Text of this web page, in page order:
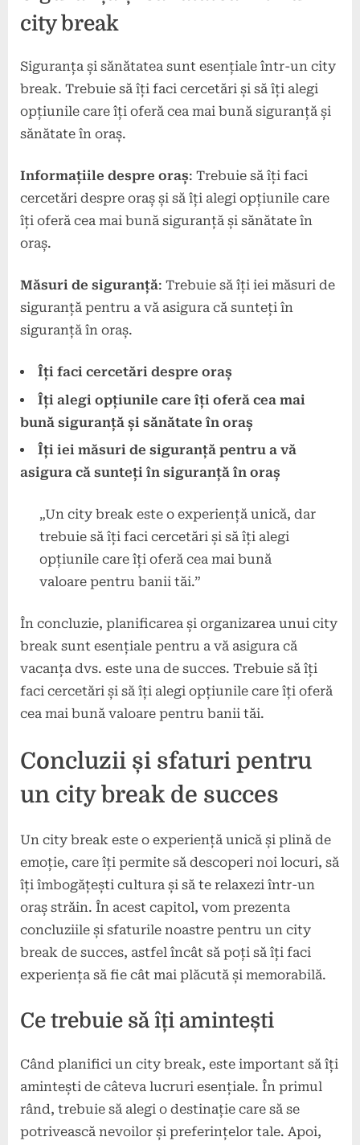
city break
Siguranța și sănătatea sunt esențiale într-un city
break. Trebuie să îți faci cercetări și să îți alegi
opțiunile care îți oferă cea mai bună siguranță și
sănătate în oraș.
Informațiile despre oraș: Trebuie să îți faci
cercetări despre oraș și să îți alegi opțiunile care
îți oferă cea mai bună siguranță și sănătate în
oraș.
Măsuri de siguranță: Trebuie să îți iei măsuri de
siguranță pentru a vă asigura că sunteți în
siguranță în oraș.
Îți faci cercetări despre oraș
Îți alegi opțiunile care îți oferă cea mai
bună siguranță și sănătate în oraș
Îți iei măsuri de siguranță pentru a vă
asigura că sunteți în siguranță în oraș
„Un city break este o experiență unică, dar
trebuie să îți faci cercetări și să îți alegi
opțiunile care îți oferă cea mai bună
valoare pentru banii tăi.”
În concluzie, planificarea și organizarea unui city
break sunt esențiale pentru a vă asigura că
vacanța dvs. este una de succes. Trebuie să îți
faci cercetări și să îți alegi opțiunile care îți oferă
cea mai bună valoare pentru banii tăi.
Concluzii și sfaturi pentru
un city break de succes
Un city break este o experiență unică și plină de
emoție, care îți permite să descoperi noi locuri, să
îți îmbogățești cultura și să te relaxezi într-un
oraș străin. În acest capitol, vom prezenta
concluziile și sfaturile noastre pentru un city
break de succes, astfel încât să poți să îți faci
experiența să fie cât mai plăcută și memorabilă.
Ce trebuie să îți amintești
Când planifici un city break, este important să îți
amintești de câteva lucruri esențiale. În primul
rând, trebuie să alegi o destinație care să se
potrivească nevoilor și preferințelor tale. Apoi,